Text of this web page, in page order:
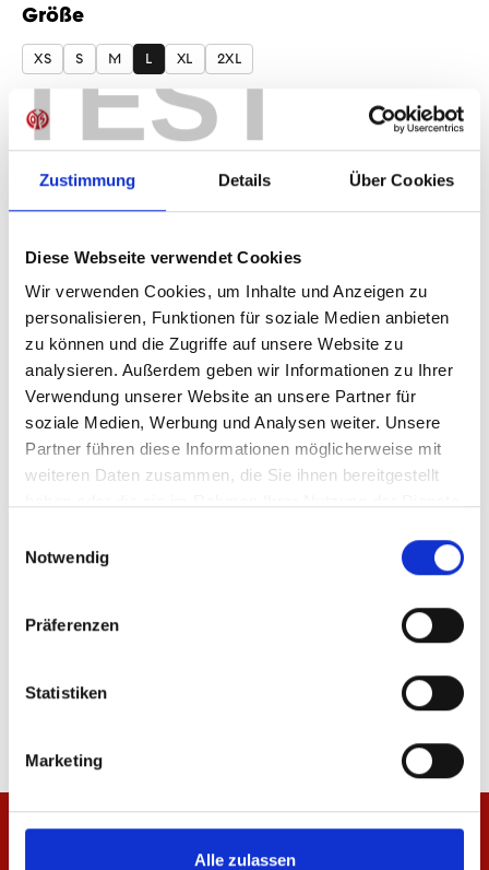
TEST
Zustimmung Details Über Cookies
Diese Webseite verwendet Cookies
Wir verwenden Cookies, um Inhalte und Anzeigen zu
personalisieren, Funktionen für soziale Medien anbieten
zu können und die Zugriffe auf unsere Website zu
analysieren. Außerdem geben wir Informationen zu Ihrer
Verwendung unserer Website an unsere Partner für
soziale Medien, Werbung und Analysen weiter. Unsere
Partner führen diese Informationen möglicherweise mit
weiteren Daten zusammen, die Sie ihnen bereitgestellt
Notwendig
Präferenzen
Statistiken
Marketing
Alle zulassen
Größe
auswählen
XS S M L XL 2XL
Produkt Anzahl: Gib den gewünschten
Anzahl
IN DEN WARENKORB
Produktdetails
ÄHNLICHE PRODUKTE
84,95 €